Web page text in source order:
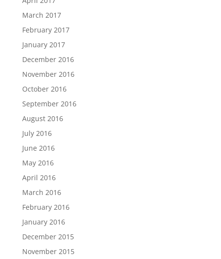
March 2017
February 2017
January 2017
December 2016
November 2016
October 2016
September 2016
August 2016
July 2016
June 2016
May 2016
April 2016
March 2016
February 2016
January 2016
December 2015
November 2015